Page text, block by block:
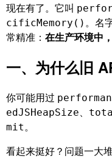
现在有了。它叫
cificMemory() 。名
常精准： 在生产环境中
一、为什么旧
你可能用过
edJSHeapSize、
mit。
看起来挺好？问题一大堆